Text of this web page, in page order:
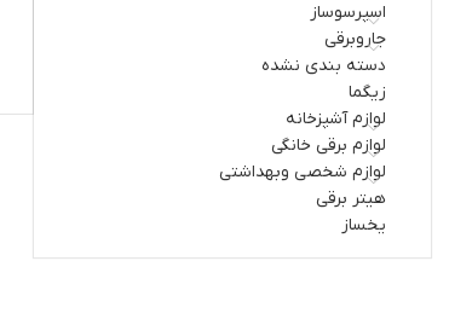
اسپرسوساز
جاروبرقی
دسته بندی نشده
زیگما
لوازم آشپزخانه
لوازم برقی خانگی
لوازم شخصی وبهداشتی
هیتر برقی
یخساز